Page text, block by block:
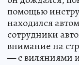
помощью
находился
сотрудники
внимание на
— с виляниями